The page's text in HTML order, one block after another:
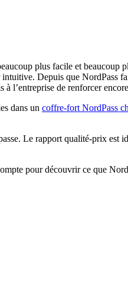
plus facile et beaucoup
Depuis que NordPass
à l’entreprise de renforcer
dans un coffre-fort NordPass
Le rapport qualité-prix est
pour découvrir ce que